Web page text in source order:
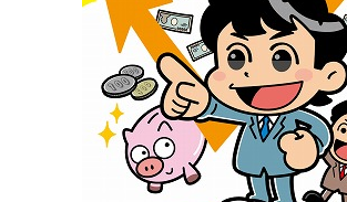
大学・短大以外の資料から請求
専門学校の資料請求 大学院の資
留学・進学関連、塾・予備校
大学入学共
内」の請求
大学入学共通テスト「受験上の
高等学校卒